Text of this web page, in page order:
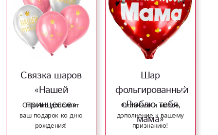
Связка шаров
«Нашей
принцессе»
Отлично дополнит
ваш подарок ко дню
рождения!
Шар
фольгированный
«Люблю тебя,
мама»
Отличное и милое
дополнение к вашему
признанию!